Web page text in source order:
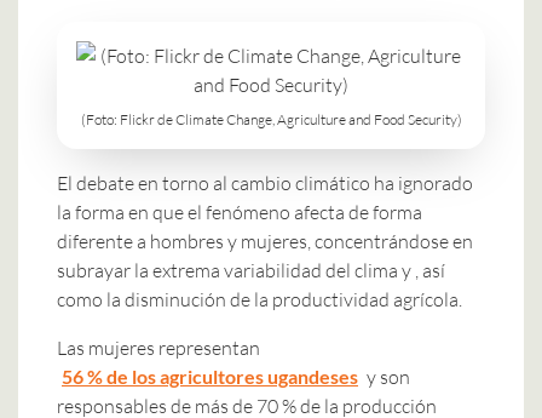
(Foto: Flickr de Climate Change, Agriculture and Food Security)
El debate en torno al cambio climático ha ignorado
la forma en que el fenómeno afecta de forma
diferente a hombres y mujeres, concentrándose en
subrayar la extrema variabilidad del clima y , así
como la disminución de la productividad agrícola.
Las mujeres representan
56 % de los agricultores ugandeses y son
responsables de más de 70 % de la producción